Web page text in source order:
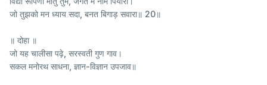
जो तुझको मन ध्याय सदा, बनत बिगाड़ सवारा॥ 20॥
॥ दोहा ॥
जो यह चालीसा पढ़े, सरस्वती गुण गाव।
सकल मनोरथ साधना, ज्ञान-विज्ञान उपजाव॥